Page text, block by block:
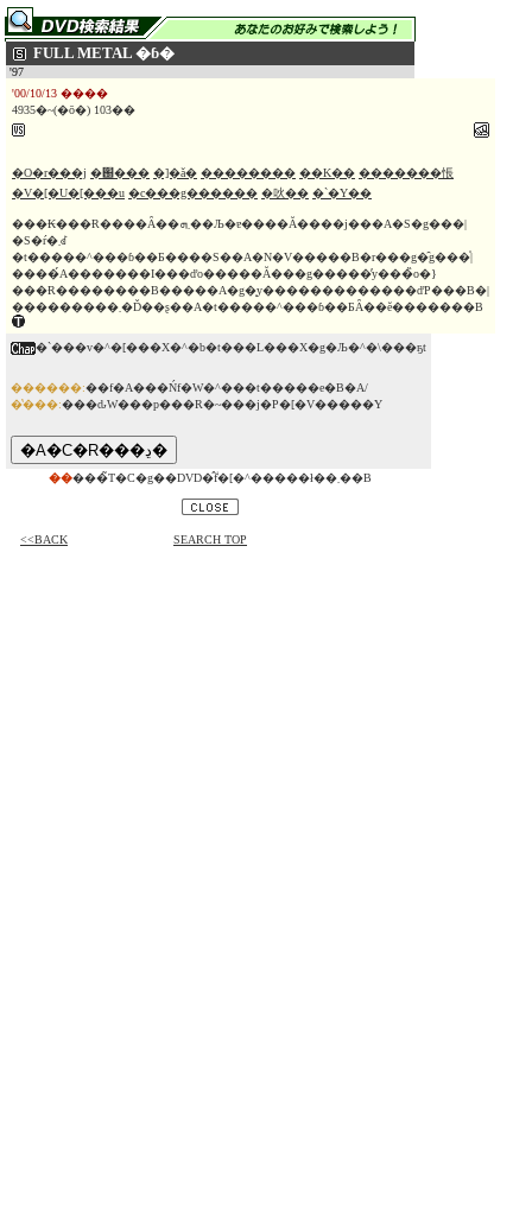
FULL METAL �ɓ�
'97
'00/10/13 ����
4935�~(�ō�) 103��
�O�r���j �֐��� �]�ǎ� �������� ��K�� �������悵
�V�[�U�[���u �c���g������ �吙�� �`�Y��
���₭���Ɍ����Ȃ��܂ܗ��Љ�ɐ����Ă����j���A�S�g���|
�S�ŕ�܂ꂽ
�t�����^���ɓ��Ƃ����S��A�N�V�����B�r���g�̑g���̍|
����́A�������I���ďo�����Ă���g�����̓y���̏o�}
���Ɍ��������B�����A�g�͓y�������������ďP���B�|
���������܂�Ď��ʂ��A�t�����^���ɓ��ƂȂ��ĕ�������B
�`���v�^�[���X�^�b�t���L���X�g�Љ�^�\���ҕt
������:��f�A���Ńf�W�^���t�����e�B�A/
�̔���:���ԃW���p���R�~���j�P�[�V�����Y
�� ���̃T�C�g��DVD�̂݃f�[�^�����ł��܂��B
<<BACK SEARCH TOP